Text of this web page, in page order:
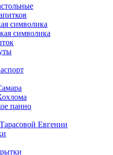
символика
символика
панно
Евгении